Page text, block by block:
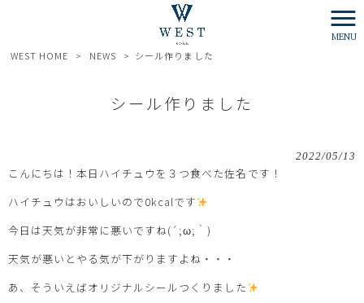
MENU
WEST HOME > NEWS > シール作りました
シール作りました
2022/05/13
こんにちは！本日ハイチュウを３つ食べた佐名です！
ハイチュウはおいしいので0kcalです
今日は天気が非常に悪いですね(´;ω;｀)
天気が悪いとやる気が下がりますよね・・・
あ、そういえばオリジナルシールつくりました